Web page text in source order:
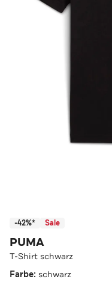
-42%* Sale
PUMA
T-Shirt schwarz
Farbe: schwarz